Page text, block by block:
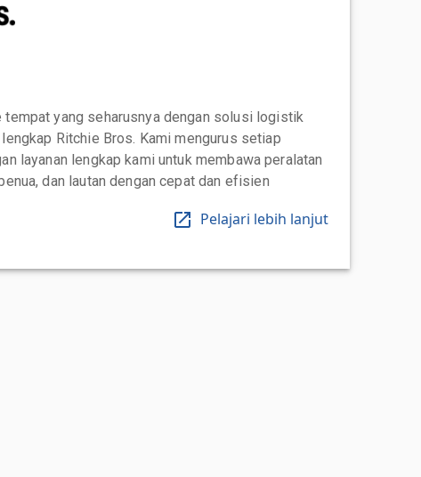
tempat yang seharusnya dengan solusi logistik
Ritchie Bros. Kami mengurus setiap
layanan lengkap kami untuk membawa peralatan
dan lautan dengan cepat dan efisien
Pelajari lebih lanjut